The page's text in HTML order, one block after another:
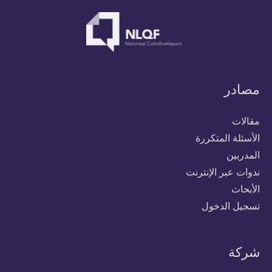
مصادر
مقالات
الأسئلة المتكررة
المدربين
ندوات عبر الإنترنت
الأبحاث
تسجيل الدخول
شركة